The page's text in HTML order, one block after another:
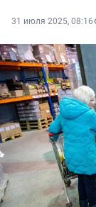
31 июля 2025, 08:16